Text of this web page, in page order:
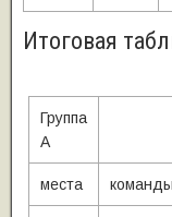
Итоговая
Группа
А
места команды